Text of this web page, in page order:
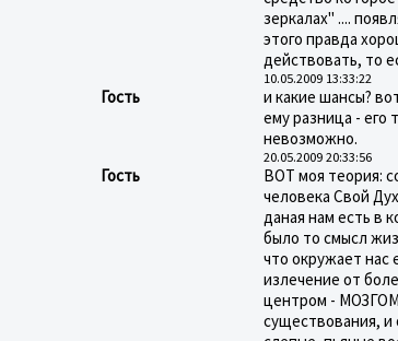
зеркалах" ....
этого правда
действовать, то
10.05.2009 13:33:22
Гость
и какие шансы?
ему разница - его
невозможно.
20.05.2009 20:33:56
Гость
ВОТ моя теория:
человека Свой
даная нам есть в
было то смысл
что окружает
излечение от
центром -
существования,